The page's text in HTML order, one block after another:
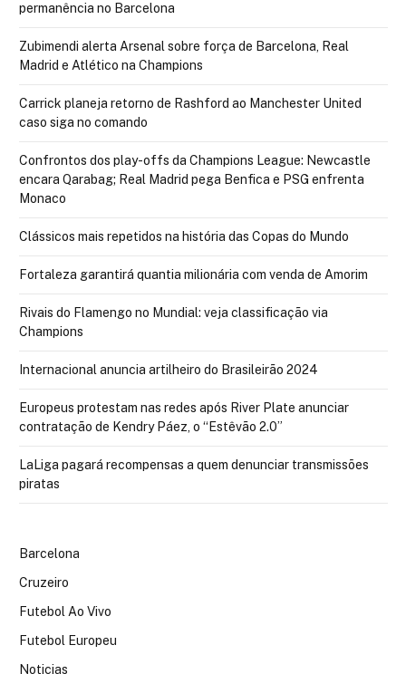
permanência no Barcelona
Zubimendi alerta Arsenal sobre força de Barcelona, Real
Madrid e Atlético na Champions
Carrick planeja retorno de Rashford ao Manchester United
caso siga no comando
Confrontos dos play-offs da Champions League: Newcastle
encara Qarabag; Real Madrid pega Benfica e PSG enfrenta
Monaco
Clássicos mais repetidos na história das Copas do Mundo
Fortaleza garantirá quantia milionária com venda de Amorim
Rivais do Flamengo no Mundial: veja classificação via
Champions
Internacional anuncia artilheiro do Brasileirão 2024
Europeus protestam nas redes após River Plate anunciar
contratação de Kendry Páez, o “Estêvão 2.0”
LaLiga pagará recompensas a quem denunciar transmissões
piratas
Barcelona
Cruzeiro
Futebol Ao Vivo
Futebol Europeu
Noticias